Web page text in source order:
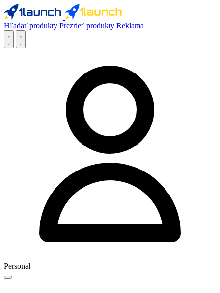
Hľadať produkty Prezrieť produkty Reklama
Personal